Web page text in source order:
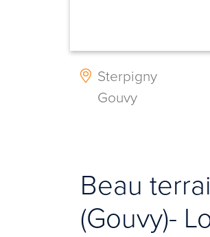
Sterpigny
Gouvy
Beau
(Gouvy)-